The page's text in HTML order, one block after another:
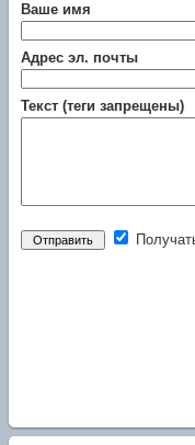
Ваше имя
Адрес эл. почты
Текст (теги запрещены)